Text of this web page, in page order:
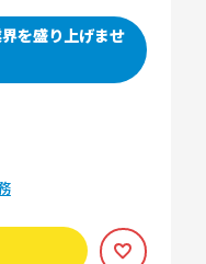
を盛り上げませ